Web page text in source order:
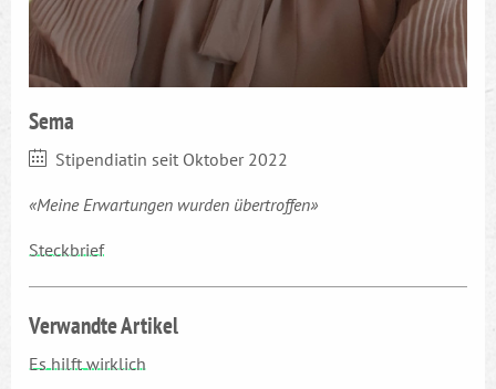
Sema
Stipendiatin seit Oktober 2022
«Meine Erwartungen wurden übertroffen»
Steckbrief
Verwandte Artikel
Es hilft wirklich